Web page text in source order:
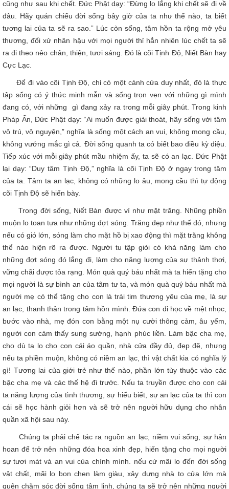
cũng như sau khi chết. Đức Phật dạy: “Đừng lo lắng khi chết sẽ đi về
đâu. Hãy quán chiếu đời sống bây giờ của ta như thế nào, ta biết
tương lai của ta sẽ ra sao.” Lúc còn sống, tâm hồn ta rộng mở yêu
thương, đối xử nhân hậu với mọi người thỉ hẳn nhiên lúc chết ta sẽ
ra đi theo nẻo chân, thiện, tươi sáng. Đó là cõi Tịnh Độ, Niết Bàn hay
Cực Lạc.
Để đi vào cõi Tịnh Độ, chỉ có một cánh cửa duy nhất, đó là thực
tập sống có ý thức minh mẫn và sống trọn vẹn với những gì mình
đang có, với những gì đang xảy ra trong mỗi giây phút. Trong kinh
Pháp Ấn, Đức Phật dạy: “Ai muốn được giải thoát, hãy sống với tâm
vô trú, vô nguyện,” nghĩa là sống một cách an vui, không mong cầu,
không vướng mắc gì cả. Đời sống quanh ta có biết bao điều kỳ diệu.
Tiếp xúc với mỗi giây phút mầu nhiệm ấy, ta sẽ có an lạc. Đức Phật
lại dạy: “Duy tâm Tịnh Độ,” nghĩa là cõi Tịnh Độ ở ngay trong tâm
của ta. Tâm ta an lạc, không có những lo âu, mong cầu thì tự động
cõi Tịnh Độ sẽ hiển bày.
Trong đời sống, Niết Bàn được ví như mặt trăng. Nhũng phiền
muộn lo toan tựa như những đợt sóng. Trăng đẹp như thế đó, nhưng
nếu có gió lớn, sóng làm cho mặt hồ bị xao động thì mặt trăng không
thể nào hiện rõ ra được. Người tu tập giỏi có khả năng làm cho
những đợt sóng đó lắng đi, làm cho năng lượng của sự thảnh thơi,
vững chãi được tỏa rạng. Món quà quý báu nhất mà ta hiến tặng cho
mọi người là sự bình an của tâm tư ta, và món quà quý báu nhất mà
người mẹ có thể tặng cho con là trái tim thương yêu của mẹ, là sự
an lạc, thanh thản trong tâm hồn mình. Đứa con đi học về mệt nhọc,
bước vào nhà, mẹ đón con bằng một nụ cười thông cảm, âu yếm,
người con cảm thấy sung sướng, hạnh phúc liền. Làm bậc cha mẹ,
cho dù ta lo cho con cái áo quần, nhà cửa đầy đủ, đẹp đẽ, nhưng
nếu ta phiền muộn, không có niềm an lạc, thì vật chất kia có nghĩa lý
gì! Tương lai của giới trẻ như thế nào, phần lớn tùy thuộc vào các
bậc cha mẹ và các thế hệ đi trước. Nếu ta truyền được cho con cái
ta năng lượng của tình thương, sự hiểu biết, sự an lạc của ta thì con
cái sẽ học hành giỏi hơn và sẽ trở nên người hữu dụng cho nhân
quần xã hội sau này.
Chúng ta phải chế tác ra nguồn an lạc, niềm vui sống, sự hân
hoan để trở nên những đóa hoa xinh đẹp, hiến tặng cho mọi người
sự tươi mát và an vui của chính mình. nếu cứ mãi lo đến đời sống
vật chất, mãi lo bon chen làm giàu, xây dựng nhà to cửa lớn mà
quên chăm sóc đời sống tâm linh, chúng ta sẽ trở nên những người